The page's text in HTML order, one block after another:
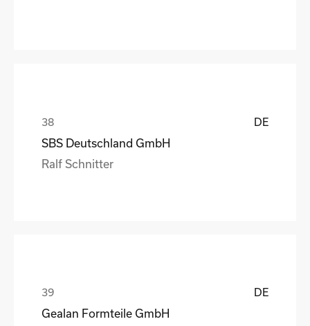
DE
SBS Deutschland GmbH
Ralf Schnitter
DE
Gealan Formteile GmbH